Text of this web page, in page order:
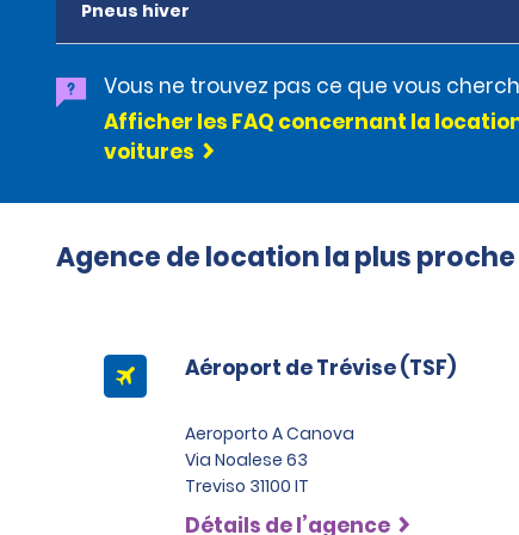
Pneus hiver
Vous ne trouvez pas ce que vous
Afficher les FAQ concernant la
voitures
Agence de location la plus proche
Aéroport de Trévise (TSF)
Aeroporto A Canova
Via Noalese 63
Treviso 31100 IT
Détails de l’agence